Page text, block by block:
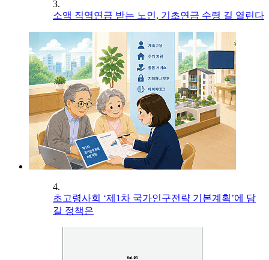
3.
소액 직역연금 받는 노인, 기초연금 수령 길 열린다
4.
초고령사회 ‘제1차 국가인구전략 기본계획’에 담
길 정책은